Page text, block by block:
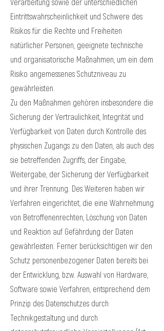
Verarbeitung sowie der unterschiedlichen
Eintrittswahrscheinlichkeit und Schwere des
Risikos für die Rechte und Freiheiten
natürlicher Personen, geeignete technische
und organisatorische Maßnahmen, um ein dem
Risiko angemessenes Schutzniveau zu
gewährleisten.
Zu den Maßnahmen gehören insbesondere die
Sicherung der Vertraulichkeit, Integrität und
Verfügbarkeit von Daten durch Kontrolle des
physischen Zugangs zu den Daten, als auch des
sie betreffenden Zugriffs, der Eingabe,
Weitergabe, der Sicherung der Verfügbarkeit
und ihrer Trennung. Des Weiteren haben wir
Verfahren eingerichtet, die eine Wahrnehmung
von Betroffenenrechten, Löschung von Daten
und Reaktion auf Gefährdung der Daten
gewährleisten. Ferner berücksichtigen wir den
Schutz personenbezogener Daten bereits bei
der Entwicklung, bzw. Auswahl von Hardware,
Software sowie Verfahren, entsprechend dem
Prinzip des Datenschutzes durch
Technikgestaltung und durch